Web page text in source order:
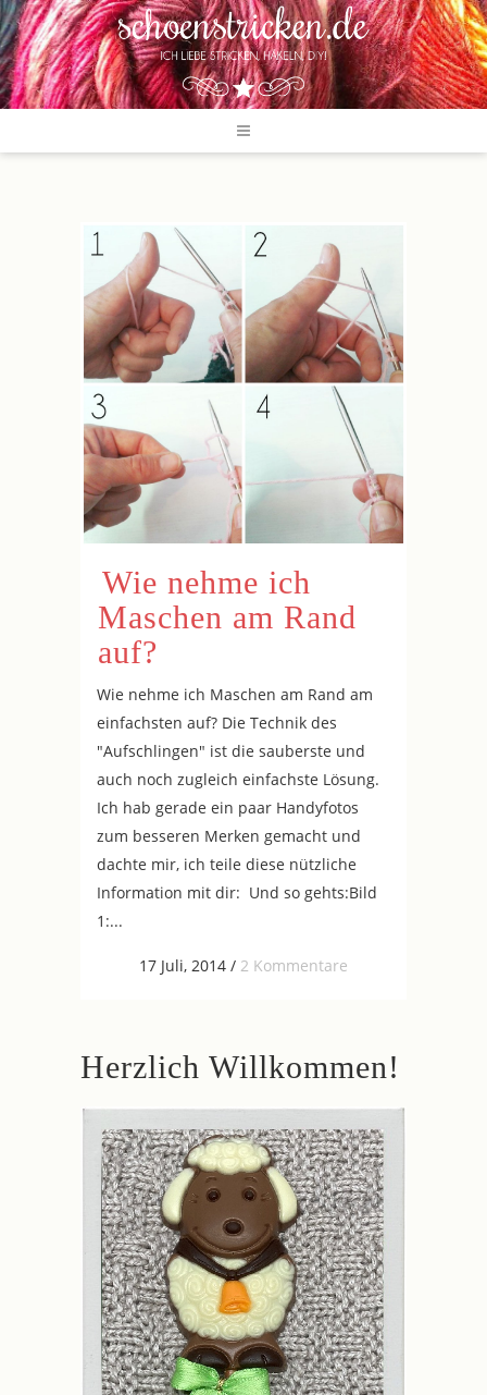
Wie nehme ich
Maschen am Rand
auf?
Wie nehme ich Maschen am Rand am
einfachsten auf? Die Technik des
"Aufschlingen" ist die sauberste und
auch noch zugleich einfachste Lösung.
Ich hab gerade ein paar Handyfotos
zum besseren Merken gemacht und
dachte mir, ich teile diese nützliche
Information mit dir: Und so gehts:Bild
1:...
17 Juli, 2014 / 2 Kommentare
Herzlich Willkommen!